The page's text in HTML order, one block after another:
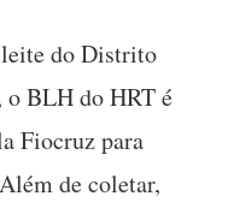
do Distrito
o BLH do HRT é
Fiocruz para
de coletar,